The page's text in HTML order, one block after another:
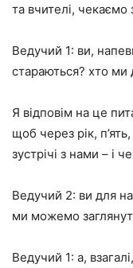
та вчителі, чекаємо
Ведучий 1: ви,
стараються? хто ми
Я відповім на це
щоб через рік,
зустрічі з нами – і
Ведучий 2: ви для
ми можемо
Ведучий 1: а,